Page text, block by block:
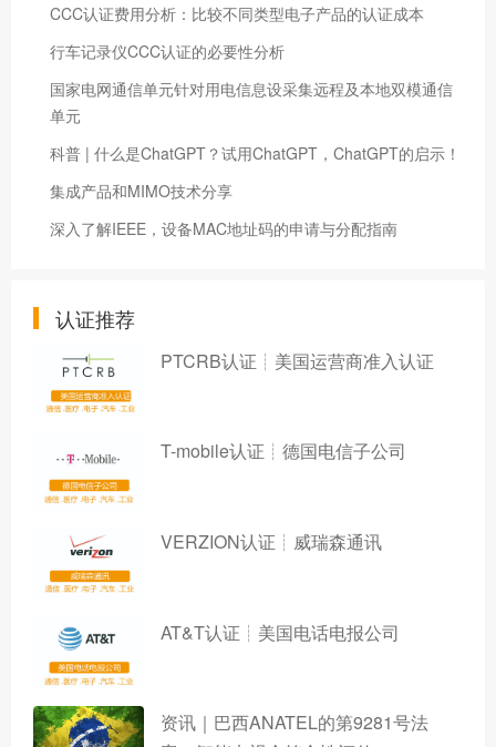
CCC认证费用分析：比较不同类型电子产品的认证成本
行车记录仪CCC认证的必要性分析
国家电网通信单元针对用电信息设采集远程及本地双模通信
单元
科普 | 什么是ChatGPT？试用ChatGPT，ChatGPT的启示！
集成产品和MIMO技术分享
深入了解IEEE，设备MAC地址码的申请与分配指南
认证推荐
PTCRB认证┊美国运营商准入认证
T-mobile认证┊德国电信子公司
VERZION认证┊威瑞森通讯
AT&T认证┊美国电话电报公司
资讯｜巴西ANATEL的第9281号法